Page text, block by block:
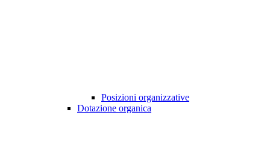
Posizioni organizzative
Dotazione organica